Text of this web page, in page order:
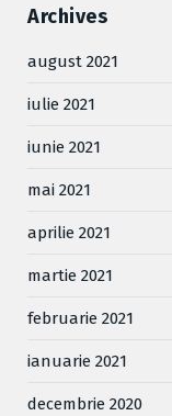
Archives
august 2021
iulie 2021
iunie 2021
mai 2021
aprilie 2021
martie 2021
februarie 2021
ianuarie 2021
decembrie 2020